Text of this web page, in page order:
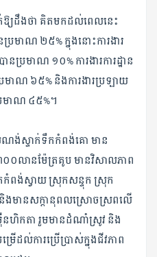
ក់ឱ្យដឹងថា គិតមកដល់ពេលនេះ
ប្រមាណ ២៥% ក្នុងនោះការងារ
រមាណ ១០% ការងារការដ្ឋាន
មាណ ៦៥% និងការងារប្រឡាយ
រមាណ ៤៥%។
ណង់ស្ទាក់ទឹកកំពង់គោ មាន
០លានម៉ែត្រគូប មានវិសាលភាព
ពង់ស្វាយ ស្រុកសន្ទុក ស្រុក
និងមានសក្តានុពលស្រោចស្រពលើ
នហិកតា រួមមានដំណាំស្រូវ និង
ើដល់ការប្រើប្រាស់ក្នុងជីវភាព